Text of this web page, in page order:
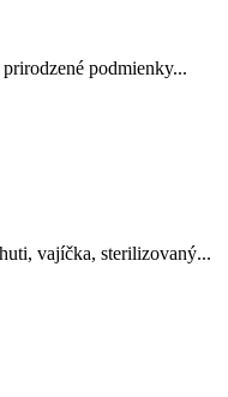
podmienky...
vajíčka, sterilizovaný...